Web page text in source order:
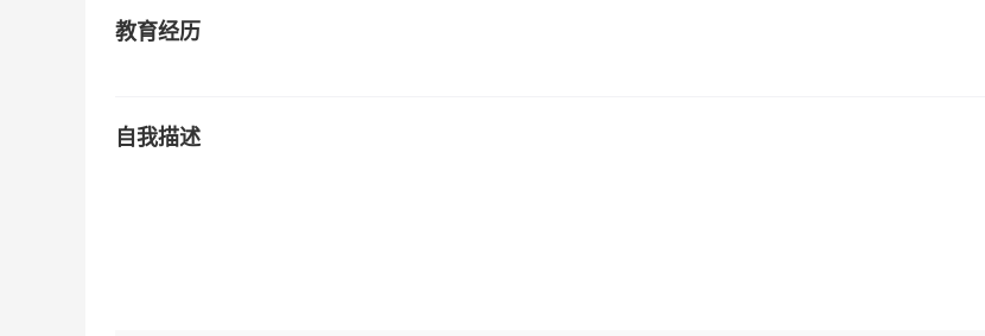
教育经历
自我描述